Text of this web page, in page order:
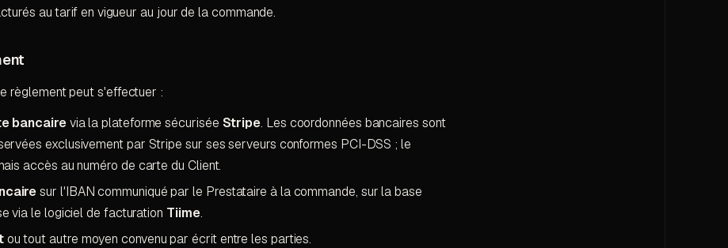
au tarif en vigueur au jour de la commande.
règlement peut s'effectuer :
bancairevia la plateforme sécurisée Stripe. Les coordonnées bancaires sont
exclusivement par Stripe sur ses serveurs conformes PCI-DSS ; le
accès au numéro de carte du Client.
sur l'IBAN communiqué par le Prestataire à la commande, sur la base
via le logiciel de facturation Tiime.
ou tout autre moyen convenu par écrit entre les parties.